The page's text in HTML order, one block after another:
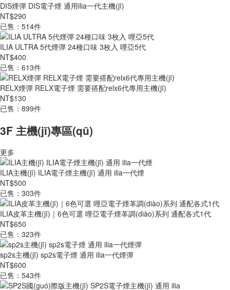
DIS煙彈 DIS電子煙 通用ilia一代主機(jī)
NT$290
已售：514件
ILIA ULTRA 5代煙彈 24種口味 3枚入 哩亞5代
NT$400
已售：613件
RELX煙彈 RELX電子煙 需要搭配relx6代專用主機(jī)
NT$130
已售：899件
3F 主機(jī)專區(qū)
更多
ILIA主機(jī) ILIA電子煙主機(jī) 通用 ilia一代煙
NT$500
已售：303件
ILIA皮革主機(jī)｜6色可選 哩亞電子煙革調(diào)系列 通配各式1代
NT$650
已售：323件
sp2s主機(jī) sp2s電子煙 通用 ilia一代煙彈
NT$600
已售：543件